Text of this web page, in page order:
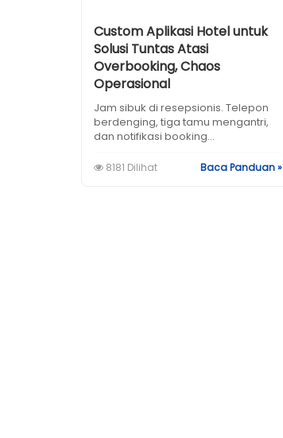
Custom Aplikasi Hotel untuk
Solusi Tuntas Atasi
Overbooking, Chaos
Operasional
Jam sibuk di resepsionis. Telepon
berdenging, tiga tamu mengantri,
dan notifikasi booking...
8181 Dilihat Baca Panduan »